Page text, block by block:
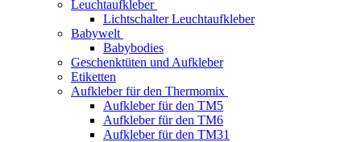
Leuchtaufkleber
Lichtschalter Leuchtaufkleber
Babywelt
Babybodies
Geschenktüten und Aufkleber
Etiketten
Aufkleber für den Thermomix
Aufkleber für den TM5
Aufkleber für den TM6
Aufkleber für den TM31